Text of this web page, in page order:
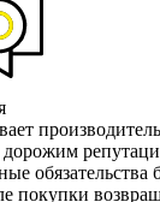
покупки